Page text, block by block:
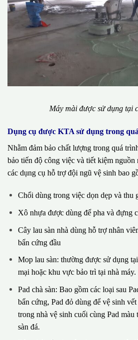
Máy mài được sử dụng tại
Dụng cụ được KTA sử dụng trong
Nhằm đảm bảo chất lượng trong quá
bảo tiến độ công việc và tiết kiệm
các dụng cụ hỗ trợ đội ngũ vệ sinh bao
Chổi dùng trong việc dọn dẹp và thu
Xô nhựa được dùng để pha và đựng
Cây lau sàn nhà dùng hỗ trợ nhân
bẩn cứng đầu
Mop lau sàn: thường được sử dụng
mại hoặc khu vực bảo trì tại nhà máy.
Pad chà sàn: Bao gồm các loại sau
bẩn cứng, Pad đỏ dùng để vệ sinh
trong nhà vệ sinh cuối cùng Pad màu
sàn đá.